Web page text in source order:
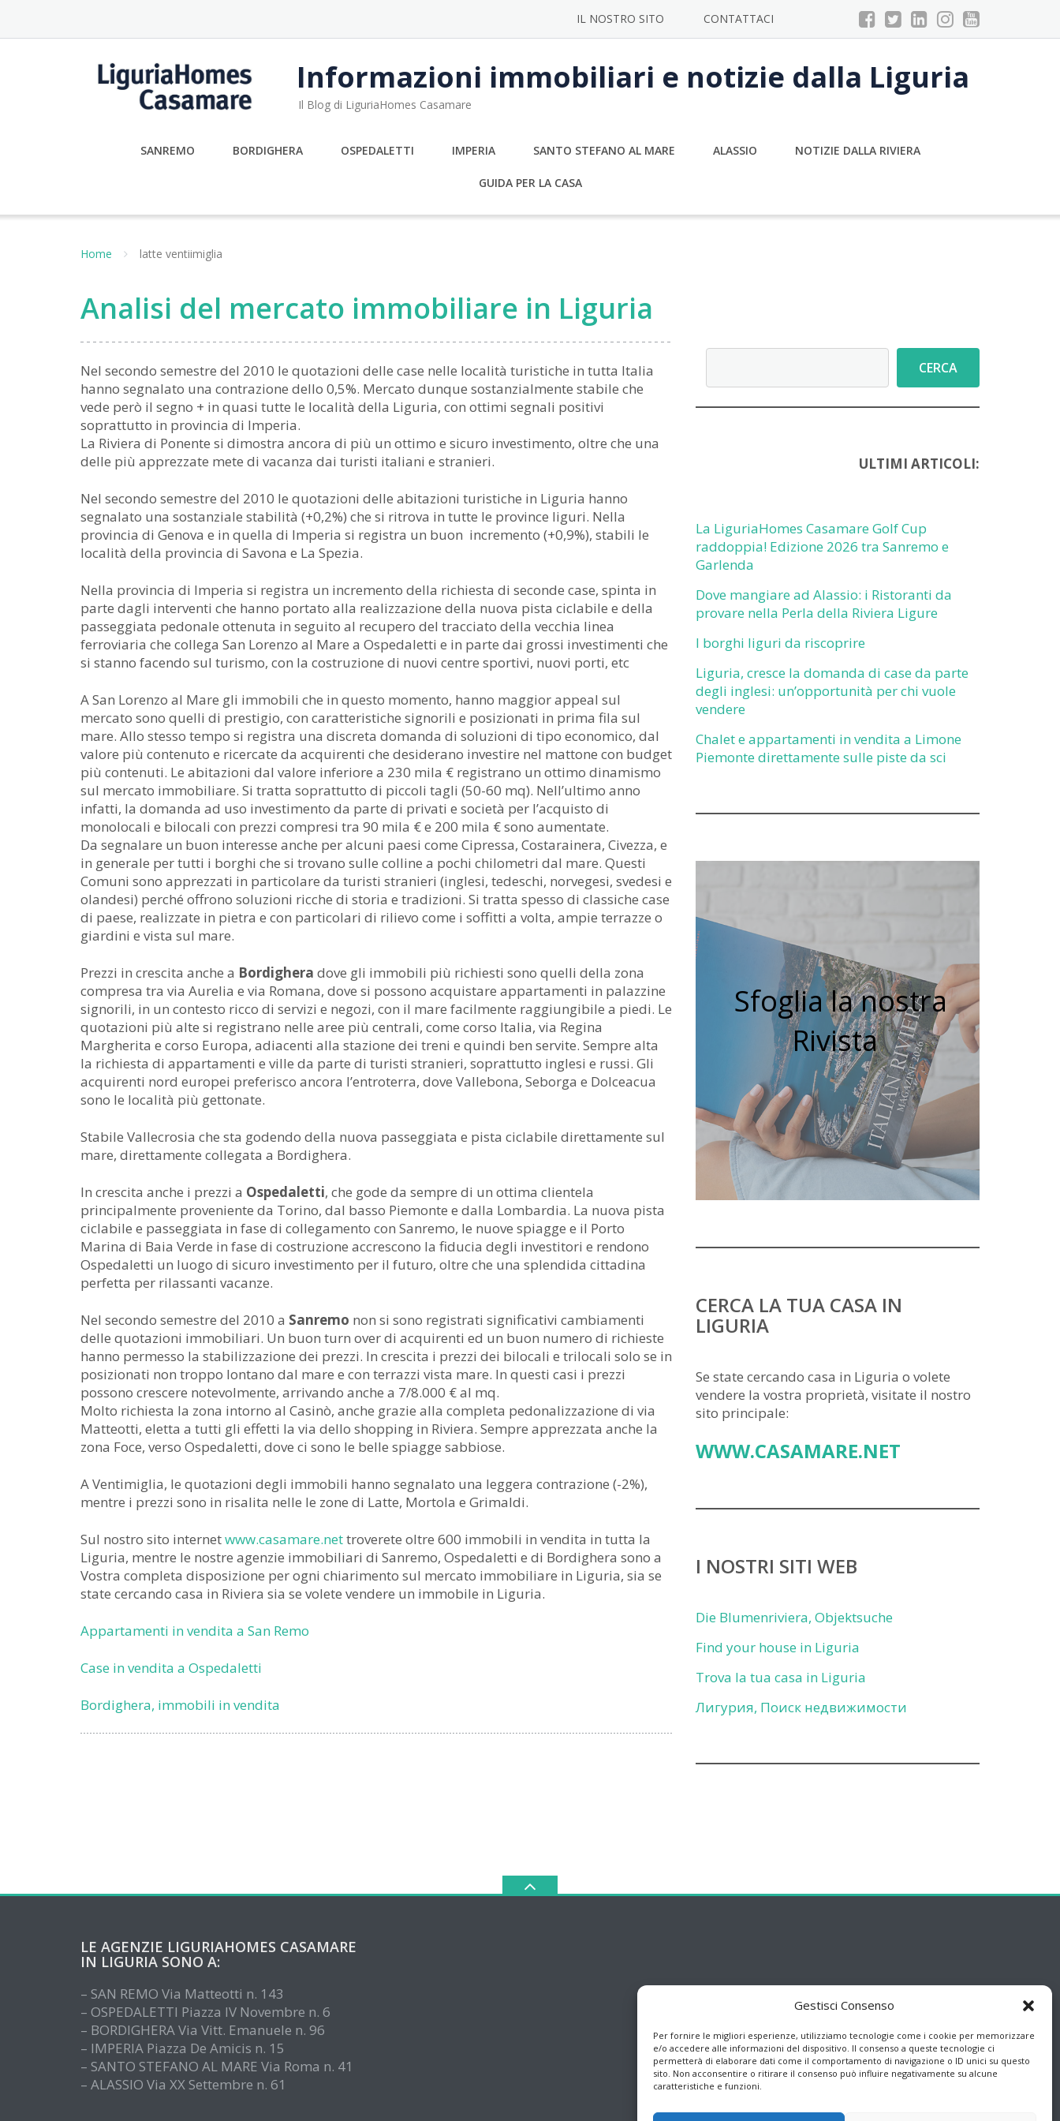
Gestisci Consenso
Per fornire le migliori esperienze, utilizziamo tecnologie come i cookie per memorizzare
e/o accedere alle informazioni del dispositivo. Il consenso a queste tecnologie ci
permetterà di elaborare dati come il comportamento di navigazione o ID unici su questo
sito. Non acconsentire o ritirare il consenso può influire negativamente su alcune
caratteristiche e funzioni.
content
IL NOSTRO SITO CONTATTACI
Informazioni immobiliari e notizie dalla Liguria
Il Blog di LiguriaHomes Casamare
SANREMO BORDIGHERA OSPEDALETTI IMPERIA SANTO STEFANO AL MARE ALASSIO NOTIZIE DALLA RIVIERA
GUIDA PER LA CASA
Home latte ventiimiglia
Analisi del mercato immobiliare in Liguria
Nel secondo semestre del 2010 le quotazioni delle case nelle località turistiche in tutta Italia
hanno segnalato una contrazione dello 0,5%. Mercato dunque sostanzialmente stabile che
vede però il segno + in quasi tutte le località della Liguria, con ottimi segnali positivi
soprattutto in provincia di Imperia.
La Riviera di Ponente si dimostra ancora di più un ottimo e sicuro investimento, oltre che una
delle più apprezzate mete di vacanza dai turisti italiani e stranieri.
Nel secondo semestre del 2010 le quotazioni delle abitazioni turistiche in Liguria hanno
segnalato una sostanziale stabilità (+0,2%) che si ritrova in tutte le province liguri. Nella
provincia di Genova e in quella di Imperia si registra un buon incremento (+0,9%), stabili le
località della provincia di Savona e La Spezia.
Nella provincia di Imperia si registra un incremento della richiesta di seconde case, spinta in
parte dagli interventi che hanno portato alla realizzazione della nuova pista ciclabile e della
passeggiata pedonale ottenuta in seguito al recupero del tracciato della vecchia linea
ferroviaria che collega San Lorenzo al Mare a Ospedaletti e in parte dai grossi investimenti che
si stanno facendo sul turismo, con la costruzione di nuovi centre sportivi, nuovi porti, etc
A San Lorenzo al Mare gli immobili che in questo momento, hanno maggior appeal sul
mercato sono quelli di prestigio, con caratteristiche signorili e posizionati in prima fila sul
mare. Allo stesso tempo si registra una discreta domanda di soluzioni di tipo economico, dal
valore più contenuto e ricercate da acquirenti che desiderano investire nel mattone con budget
più contenuti. Le abitazioni dal valore inferiore a 230 mila € registrano un ottimo dinamismo
sul mercato immobiliare. Si tratta soprattutto di piccoli tagli (50-60 mq). Nell’ultimo anno
infatti, la domanda ad uso investimento da parte di privati e società per l’acquisto di
monolocali e bilocali con prezzi compresi tra 90 mila € e 200 mila € sono aumentate.
Da segnalare un buon interesse anche per alcuni paesi come Cipressa, Costarainera, Civezza, e
in generale per tutti i borghi che si trovano sulle colline a pochi chilometri dal mare. Questi
Comuni sono apprezzati in particolare da turisti stranieri (inglesi, tedeschi, norvegesi, svedesi e
olandesi) perché offrono soluzioni ricche di storia e tradizioni. Si tratta spesso di classiche case
di paese, realizzate in pietra e con particolari di rilievo come i soffitti a volta, ampie terrazze o
giardini e vista sul mare.
Prezzi in crescita anche a Bordighera dove gli immobili più richiesti sono quelli della zona
compresa tra via Aurelia e via Romana, dove si possono acquistare appartamenti in palazzine
signorili, in un contesto ricco di servizi e negozi, con il mare facilmente raggiungibile a piedi. Le
quotazioni più alte si registrano nelle aree più centrali, come corso Italia, via Regina
Margherita e corso Europa, adiacenti alla stazione dei treni e quindi ben servite. Sempre alta
la richiesta di appartamenti e ville da parte di turisti stranieri, soprattutto inglesi e russi. Gli
acquirenti nord europei preferisco ancora l’entroterra, dove Vallebona, Seborga e Dolceacua
sono le località più gettonate.
Stabile Vallecrosia che sta godendo della nuova passeggiata e pista ciclabile direttamente sul
mare, direttamente collegata a Bordighera.
In crescita anche i prezzi a Ospedaletti, che gode da sempre di un ottima clientela
principalmente proveniente da Torino, dal basso Piemonte e dalla Lombardia. La nuova pista
ciclabile e passeggiata in fase di collegamento con Sanremo, le nuove spiagge e il Porto
Marina di Baia Verde in fase di costruzione accrescono la fiducia degli investitori e rendono
Ospedaletti un luogo di sicuro investimento per il futuro, oltre che una splendida cittadina
perfetta per rilassanti vacanze.
Nel secondo semestre del 2010 a Sanremo non si sono registrati significativi cambiamenti
delle quotazioni immobiliari. Un buon turn over di acquirenti ed un buon numero di richieste
hanno permesso la stabilizzazione dei prezzi. In crescita i prezzi dei bilocali e trilocali solo se in
posizionati non troppo lontano dal mare e con terrazzi vista mare. In questi casi i prezzi
possono crescere notevolmente, arrivando anche a 7/8.000 € al mq.
Molto richiesta la zona intorno al Casinò, anche grazie alla completa pedonalizzazione di via
Matteotti, eletta a tutti gli effetti la via dello shopping in Riviera. Sempre apprezzata anche la
zona Foce, verso Ospedaletti, dove ci sono le belle spiagge sabbiose.
A Ventimiglia, le quotazioni degli immobili hanno segnalato una leggera contrazione (-2%),
mentre i prezzi sono in risalita nelle le zone di Latte, Mortola e Grimaldi.
Sul nostro sito internetwww.casamare.nettroverete oltre 600 immobili in vendita in tutta la
Liguria, mentre le nostre agenzie immobiliari di Sanremo, Ospedaletti e di Bordighera sono a
Vostra completa disposizione per ogni chiarimento sul mercato immobiliare in Liguria, sia se
state cercando casa in Riviera sia se volete vendere un immobile in Liguria.
Appartamenti in vendita a San Remo
Case in vendita a Ospedaletti
Bordighera, immobili in vendita
CERCA
ULTIMI ARTICOLI:
La LiguriaHomes Casamare Golf Cup
raddoppia! Edizione 2026 tra Sanremo e
Garlenda
Dove mangiare ad Alassio: i Ristoranti da
provare nella Perla della Riviera Ligure
I borghi liguri da riscoprire
Liguria, cresce la domanda di case da parte
degli inglesi: un’opportunità per chi vuole
vendere
Chalet e appartamenti in vendita a Limone
Piemonte direttamente sulle piste da sci
Sfoglia la nostra
Rivista
CERCA LA TUA CASA IN
LIGURIA
Se state cercando casa in Liguria o volete
vendere la vostra proprietà, visitate il nostro
sito principale:
WWW.CASAMARE.NET
I NOSTRI SITI WEB
Die Blumenriviera, Objektsuche
Find your house in Liguria
Trova la tua casa in Liguria
Лигурия, Поиск недвижимости
LE AGENZIE LIGURIAHOMES CASAMARE
IN LIGURIA SONO A:
– SAN REMO Via Matteotti n. 143
– OSPEDALETTI Piazza IV Novembre n. 6
– BORDIGHERA Via Vitt. Emanuele n. 96
– IMPERIA Piazza De Amicis n. 15
– SANTO STEFANO AL MARE Via Roma n. 41
– ALASSIO Via XX Settembre n. 61